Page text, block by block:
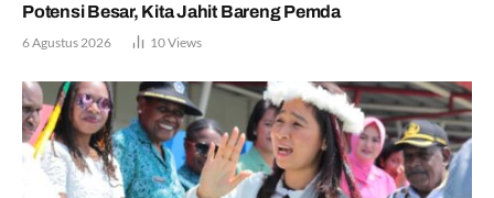
Potensi Besar, Kita Jahit Bareng Pemda
6 Agustus 2026 10Views